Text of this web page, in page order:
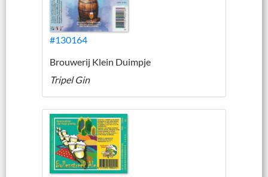
#130164
Brouwerij Klein Duimpje
Tripel Gin